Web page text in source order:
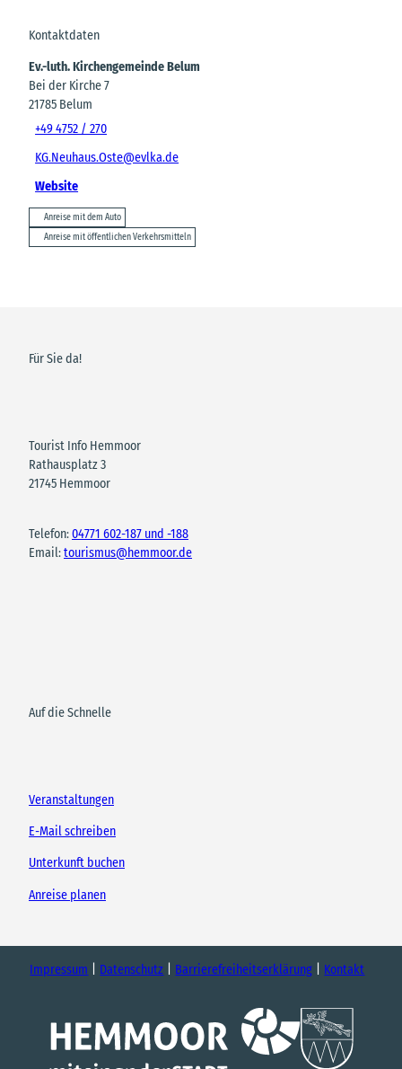
Kontaktdaten
Ev.-luth. Kirchengemeinde Belum
Bei der Kirche 7
21785 Belum
+49 4752 / 270
KG.Neuhaus.Oste@evlka.de
Website
Anreise mit dem Auto
Anreise mit öffentlichen Verkehrsmitteln
Für Sie da!
Tourist Info Hemmoor
Rathausplatz 3
21745 Hemmoor
Telefon:04771 602-187 und -188
Email:tourismus@hemmoor.de
Auf die Schnelle
Veranstaltungen
E-Mail schreiben
Unterkunft buchen
Anreise planen
Impressum Datenschutz Barrierefreiheitserklärung Kontakt